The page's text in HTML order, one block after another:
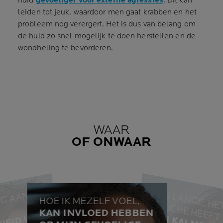
leiden tot jeuk, waardoor men gaat krabben en het
probleem nog verergert. Het is dus van belang om
de huid zo snel mogelijk te doen herstellen en de
wondheling te bevorderen.
WAAR
OF ONWAAR
HOE IK MEZELF VOEL,
KAN INVLOED HEBBEN, H
E
D
T